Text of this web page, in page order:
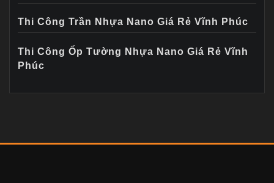
Thi Công Trần Nhựa Nano Giá Rẻ Vĩnh Phúc
Thi Công Ốp Tường Nhựa Nano Giá Rẻ Vĩnh
Phúc